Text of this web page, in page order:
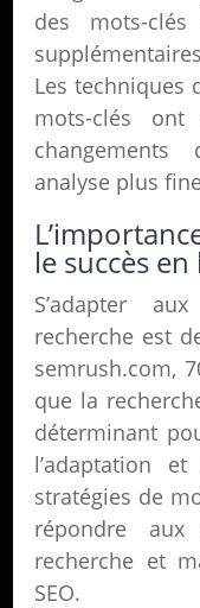
des mots-
Les techniques
mots-clés
changements
analyse plus
le succès
S’adapter
recherche est
semrush.com,
que la
déterminant
l’adaptation
stratégies de
répondre
recherche et
SEO.